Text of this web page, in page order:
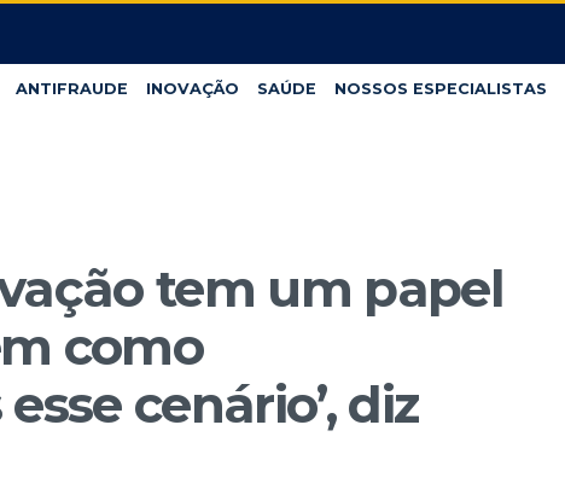
ANTIFRAUDE INOVAÇÃO SAÚDE NOSSOS ESPECIALISTAS
tem um papel
como
cenário’, diz